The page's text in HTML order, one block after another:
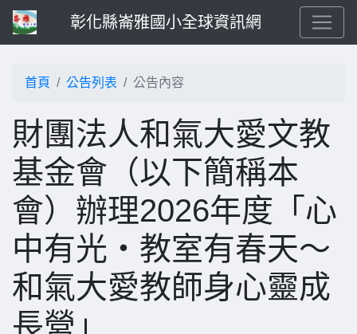
彰化縣崙雅國小全球資訊網
首頁 公告列表 公告內容
財團法人和氣大愛文教
基金會（以下簡稱本
會）辦理2026年度「心
中有光・教室有春天～
和氣大愛教師身心靈成
長營」